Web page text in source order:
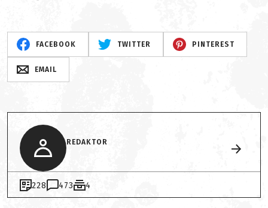
FACEBOOK TWITTER PINTEREST
EMAIL
REDAKTOR
228 473 4